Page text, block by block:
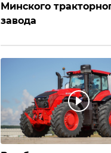
Минского
завода